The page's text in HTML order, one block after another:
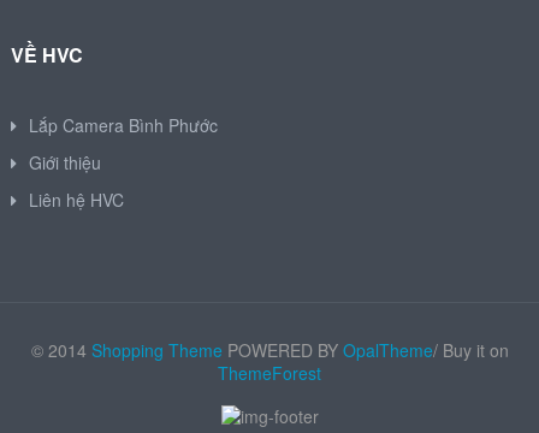
VỀ HVC
Lắp Camera Bình Phước
Giới thiệu
Liên hệ HVC
© 2014 Shopping Theme POWERED BY OpalTheme/ Buy it on
ThemeForest